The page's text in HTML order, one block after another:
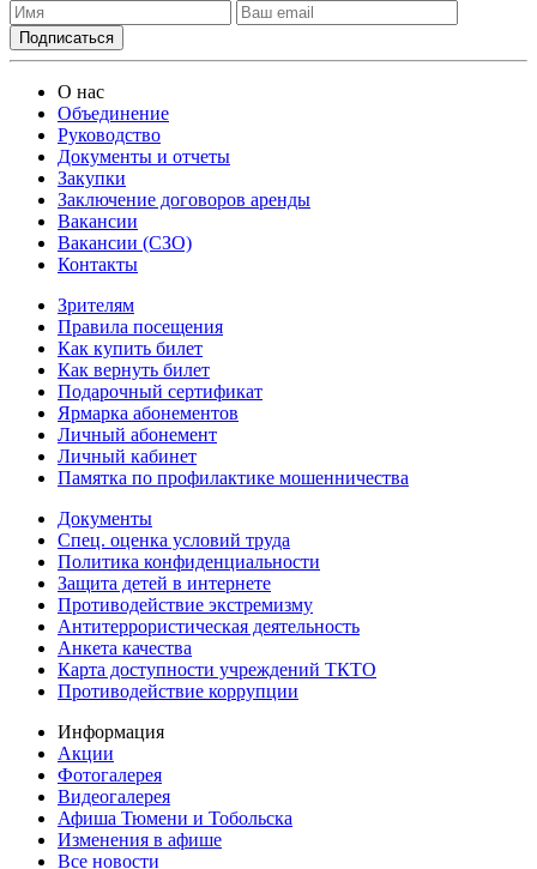
О нас
Объединение
Руководство
Документы и отчеты
Закупки
Заключение договоров аренды
Вакансии
Вакансии (СЗО)
Контакты
Зрителям
Правила посещения
Как купить билет
Как вернуть билет
Подарочный сертификат
Ярмарка абонементов
Личный абонемент
Личный кабинет
Памятка по профилактике мошенничества
Документы
Спец. оценка условий труда
Политика конфиденциальности
Защита детей в интернете
Противодействие экстремизму
Антитеррористическая деятельность
Анкета качества
Карта доступности учреждений ТКТО
Противодействие коррупции
Информация
Акции
Фотогалерея
Видеогалерея
Афиша Тюмени и Тобольска
Изменения в афише
Все новости